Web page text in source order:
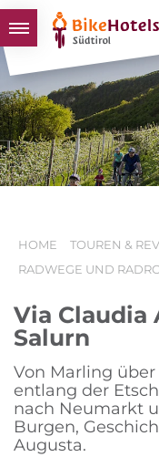
BIKEHOTELS
HOTELS &
TOUREN &
SÜDTIROL &
HOME TOUREN &
RADWEGE UND
Via Claudia
Salurn
Von Marling
entlang der
nach Neumarkt
Burgen,
Augusta.